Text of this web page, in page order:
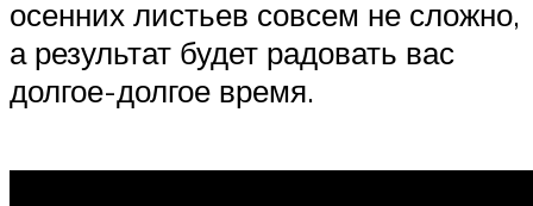
осенних листьев совсем не сложно,
а результат будет радовать вас
долгое-долгое время.